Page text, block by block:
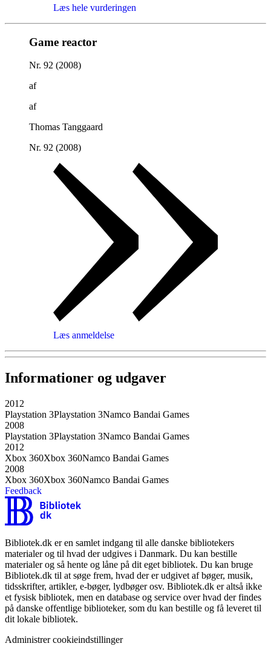
Læs hele vurderingen
Game reactor
Nr. 92 (2008)
af
af
Thomas Tanggaard
Nr. 92 (2008)
Læs anmeldelse
Informationer og udgaver
2012
Playstation 3Playstation 3Namco Bandai Games
2008
Playstation 3Playstation 3Namco Bandai Games
2012
Xbox 360Xbox 360Namco Bandai Games
2008
Xbox 360Xbox 360Namco Bandai Games
Feedback
Bibliotek.dk er en samlet indgang til alle danske bibliotekers
materialer og til hvad der udgives i Danmark. Du kan bestille
materialer og så hente og låne på dit eget bibliotek. Du kan bruge
Bibliotek.dk til at søge frem, hvad der er udgivet af bøger, musik,
tidsskrifter, artikler, e-bøger, lydbøger osv. Bibliotek.dk er altså ikke
et fysisk bibliotek, men en database og service over hvad der findes
på danske offentlige biblioteker, som du kan bestille og få leveret til
dit lokale bibliotek.
Administrer cookieindstillinger